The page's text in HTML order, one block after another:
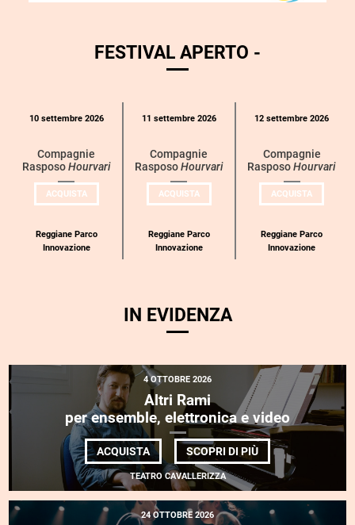
FESTIVAL APERTO -
Calendario
categoria
10 settembre 2026
Compagnie
RasposoHourvari
ACQUISTAUN
BIGLIETTO
Reggiane Parco
Innovazione
11 settembre 2026
Compagnie
RasposoHourvari
ACQUISTAUN
BIGLIETTO
Reggiane Parco
Innovazione
12 settembre 2026
Compagnie
RasposoHourvari
ACQUISTA
BIGLIETTO
Reggiane Parco
Innovazione
IN EVIDENZA
4 OTTOBRE 2026
Altri Rami
per ensemble, elettronica e video
ACQUISTA SCOPRI DI PIÙDI
ALTRI
RAMI
PER
ENSEMBLE,
ELETTRONICA
TEATRO CAVALLERIZZA
24 OTTOBRE 2026